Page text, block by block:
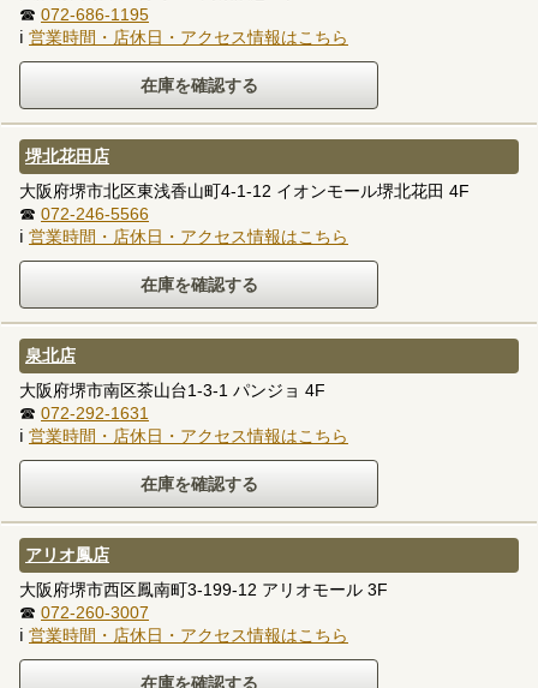
☎ 072-686-1195
ℹ 営業時間・店休日・アクセス情報はこちら
堺北花田店
大阪府堺市北区東浅香山町4-1-12 イオンモール堺北花田 4F
☎ 072-246-5566
ℹ 営業時間・店休日・アクセス情報はこちら
泉北店
大阪府堺市南区茶山台1-3-1 パンジョ 4F
☎ 072-292-1631
ℹ 営業時間・店休日・アクセス情報はこちら
アリオ鳳店
大阪府堺市西区鳳南町3-199-12 アリオモール 3F
☎ 072-260-3007
ℹ 営業時間・店休日・アクセス情報はこちら